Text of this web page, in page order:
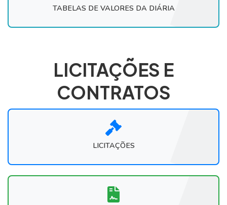
TABELAS DE VALORES DA DIÁRIA
LICITAÇÕES E
CONTRATOS
LICITAÇÕES